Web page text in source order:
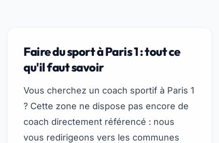
Faire du sport à Paris 1 : tout ce
qu'il faut savoir
Vous cherchez un coach sportif à Paris 1
? Cette zone ne dispose pas encore de
coach directement référencé : nous
vous redirigeons vers les communes